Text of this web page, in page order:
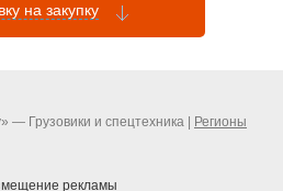
на закупку
Грузовики и спецтехника | Регионы
рекламы